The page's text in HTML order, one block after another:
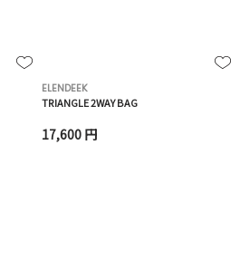
ELENDEEK
TRIANGLE 2WAY BAG
17,600 円